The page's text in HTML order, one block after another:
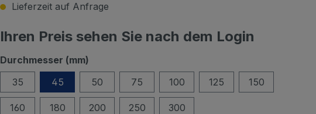
Lieferzeit auf Anfrage
Ihren Preis sehen Sie nach dem Login
Durchmesser (mm)
35
45 50 75 100 125 150
160 180 200 250 300